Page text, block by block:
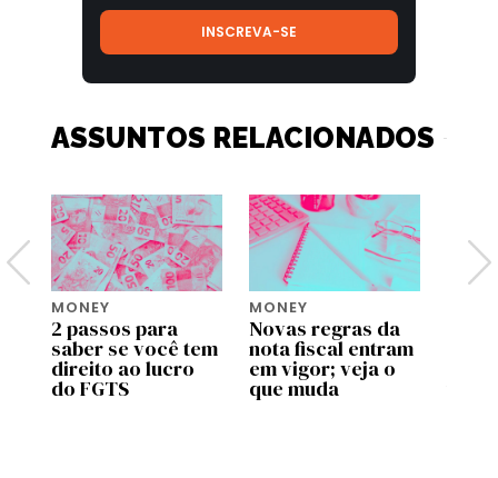
ASSUNTOS RELACIONADOS
MONEY
2 passos para
saber se você tem
direito ao lucro
do FGTS
MONEY
Novas regras da
nota fiscal entram
em vigor; veja o
que muda